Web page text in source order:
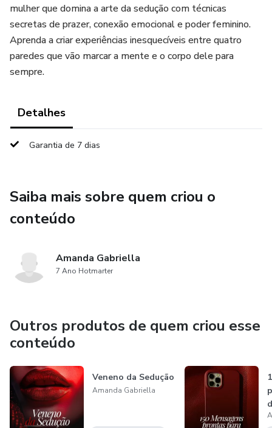
mulher que domina a arte da sedução com técnicas
secretas de prazer, conexão emocional e poder feminino.
Aprenda a criar experiências inesquecíveis entre quatro
paredes que vão marcar a mente e o corpo dele para
sempre.
Detalhes
Garantia de 7 dias
Saiba mais sobre quem criou o
conteúdo
Amanda Gabriella
7 Ano Hotmarter
Outros produtos de quem criou esse
conteúdo
Veneno da Sedução
Amanda Gabriella